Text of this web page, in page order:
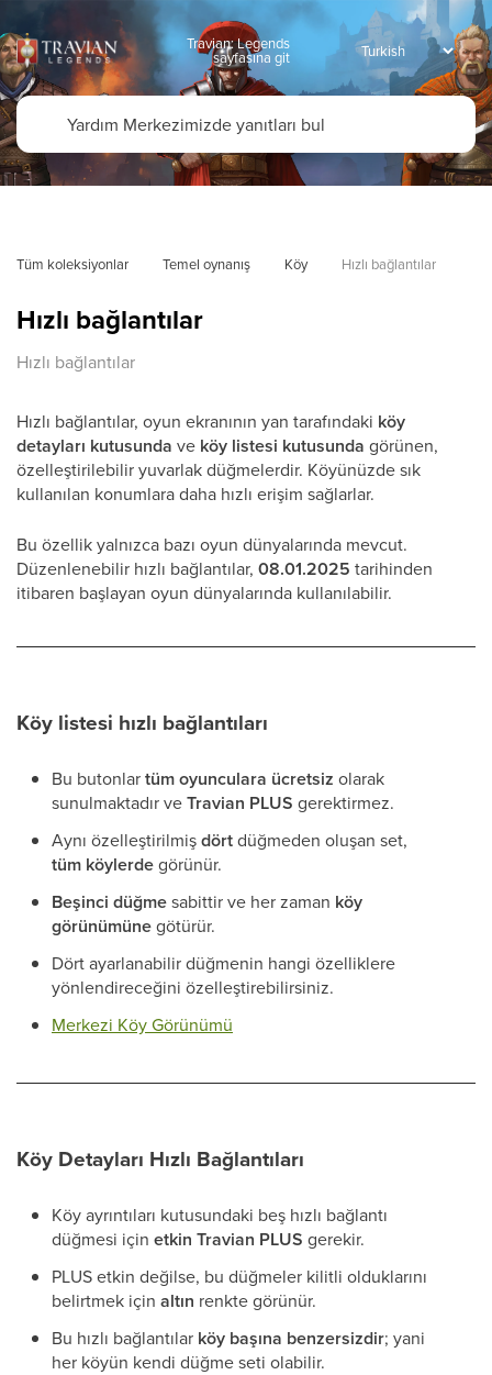
Travian: Legends
sayfasına git
Tüm koleksiyonlar Temel oynanış Köy Hızlı bağlantılar
Hızlı bağlantılar
Hızlı bağlantılar
Hızlı bağlantılar, oyun ekranının yan tarafındaki köy
detayları kutusunda ve köy listesi kutusunda görünen,
özelleştirilebilir yuvarlak düğmelerdir. Köyünüzde sık
kullanılan konumlara daha hızlı erişim sağlarlar.
Bu özellik yalnızca bazı oyun dünyalarında mevcut.
Düzenlenebilir hızlı bağlantılar, 08.01.2025 tarihinden
itibaren başlayan oyun dünyalarında kullanılabilir.
Köy listesi hızlı bağlantıları
Bu butonlartüm oyunculara ücretsiz olarak
sunulmaktadır veTravian PLUS gerektirmez.
Aynı özelleştirilmişdörtdüğmeden oluşan set,
tüm köylerdegörünür.
Beşinci düğmesabittir ve her zaman köy
görünümünegötürür.
Dört ayarlanabilir düğmenin hangi özelliklere
yönlendireceğini özelleştirebilirsiniz.
Merkezi Köy Görünümü
Köy Detayları Hızlı Bağlantıları
Köy ayrıntıları kutusundaki beş hızlı bağlantı
düğmesi için etkin Travian PLUS gerekir.
PLUS etkin değilse, bu düğmeler kilitli olduklarını
belirtmek için altın renkte görünür.
Bu hızlı bağlantılar köy başına benzersizdir; yani
her köyün kendi düğme seti olabilir.